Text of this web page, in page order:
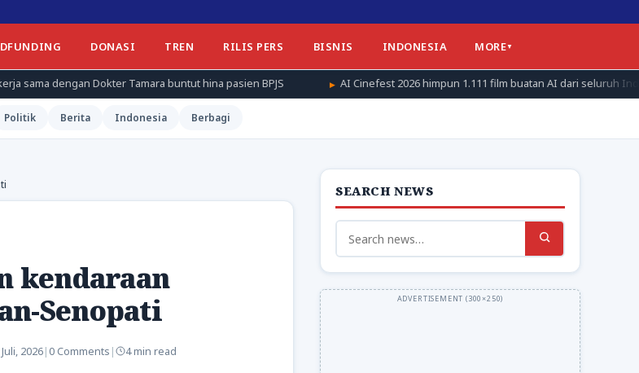
DONASI TREN RILIS PERS BISNIS INDONESIA MORE
Tamara buntut hina pasien BPJS AI Cinefest 2026 himpun 1.111 film buatan AI dari seluruh Indonesia
Politik Berita Indonesia Berbagi
kendaraan
Senopati
Juli, 2026| 0 Comments | 4 min read
SEARCH NEWS
Search
for: